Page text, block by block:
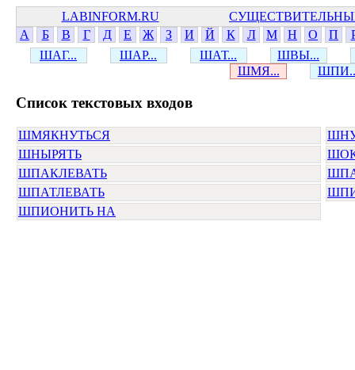
LABINFORM.RU
А
Б В Г Д Е Ж З И Й К Л М Н О П
ШАГ...
ШАР... ШАТ...
ШВЫ...
ШМЯ...
Cписок текстовых входов
ШМЯКНУТЬСЯ
ШНЫРЯТЬ
ШПАКЛЕВАТЬ
ШПАТЛЕВАТЬ
ШПИОНИТЬ НА